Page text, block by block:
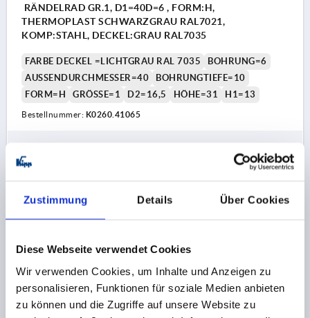
Zustimmung Details Über Cookies
Diese Webseite verwendet Cookies
Wir verwenden Cookies, um Inhalte und Anzeigen zu
personalisieren, Funktionen für soziale Medien anbieten
zu können und die Zugriffe auf unsere Website zu
RÄNDELRAD GR.1, D1=40D=6 , FORM:H,
THERMOPLAST SCHWARZGRAU RAL7021,
KOMP:STAHL, DECKEL:GRAU RAL7035
FARBE DECKEL =LICHTGRAU RAL 7035
BOHRUNG=6
AUSSENDURCHMESSER=40
BOHRUNGTIEFE=10
FORM=H
GRÖSSE=1 D2=16,5 HÖHE=31 H1=13
Bestellnummer: K0260.41065
zzgl. MwSt.
zzgl. Versandkosten
DETAILS